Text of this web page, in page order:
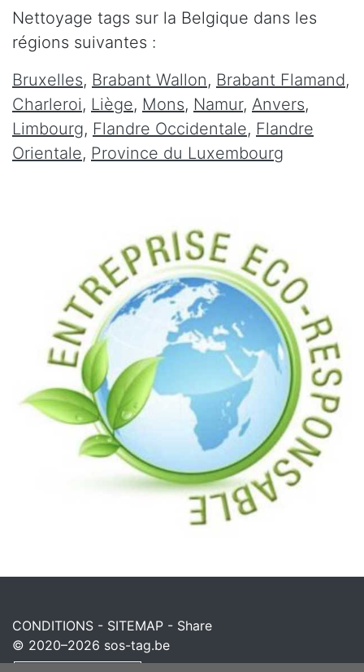
Nettoyage tags sur la Belgique dans les
régions suivantes :
Bruxelles, Brabant Wallon, Brabant Flamand,
Charleroi, Liège, Mons, Namur, Anvers,
Limbourg, Flandre Occidentale, Flandre
Orientale, Province du Luxembourg
CONDITIONS - SITEMAP - Share
© 2020–2026 sos-tag.be